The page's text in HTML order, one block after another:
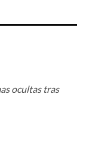
ocultas tras